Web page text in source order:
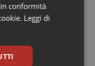
Collo
in
conformità
Leggi di